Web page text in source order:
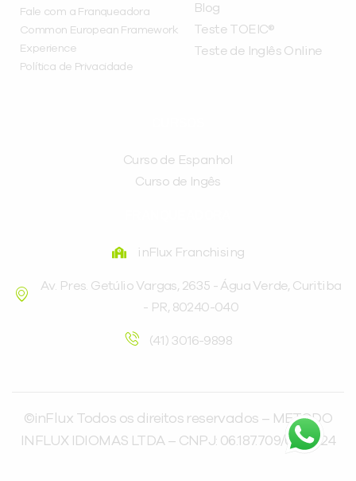
Fale com a Franqueadora
Common European Framework
Experience
Política de Privacidade
Blog
Teste TOEIC®
Teste de Inglês Online
Curso de Espanhol
Curso de Ingês
inFlux Franchising
Av. Pres. Getúlio Vargas, 2635 - Água Verde, Curitiba
- PR, 80240-040
(41) 3016-9898
©inFlux Todos os direitos reservados – METODO
INFLUX IDIOMAS LTDA – CNPJ: 06.187.709/0001-24